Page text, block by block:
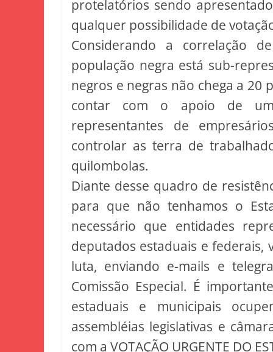
protelatórios sendo
qualquer possibilidade de
Considerando a correlação
população negra está sub-
negros e negras não chega a
contar com o apoio de
representantes de
controlar as terra de
quilombolas.
Diante desse quadro de
para que não tenhamos o
necessário que entidades
deputados estaduais e federais,
luta, enviando e-mails e
Comissão Especial. É
estaduais e municipais
assembléias legislativas e
com a VOTAÇÃO URGENTE DO